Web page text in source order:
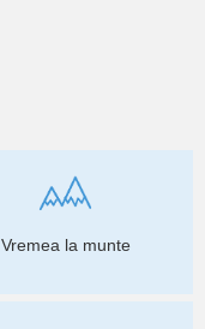
Vremea la munte